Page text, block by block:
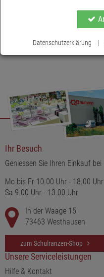
Ihr Besuch
Geniessen Sie Ihren Einkauf
Mo bis Fr 10.00 Uhr - 18.00 Uhr
Sa 9.00 Uhr - 13.00 Uhr
In der Waage 15
73463 Westhausen
zum Schulranzen-Shop
Unsere Serviceleistungen
Hilfe & Kontakt
Datenschutzerklärung |